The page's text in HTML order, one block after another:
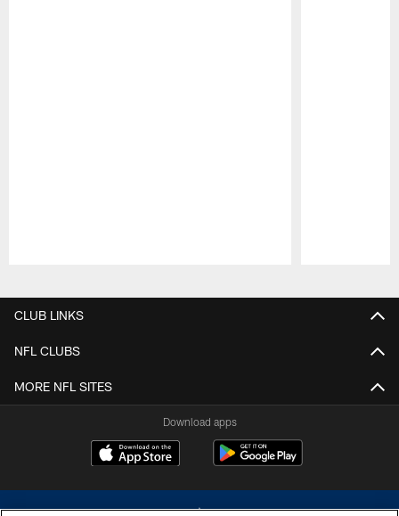
CLUB LINKS
NFL CLUBS
MORE NFL SITES
Download apps